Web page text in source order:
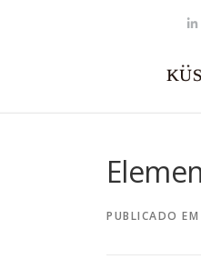
PUBLICADO EM